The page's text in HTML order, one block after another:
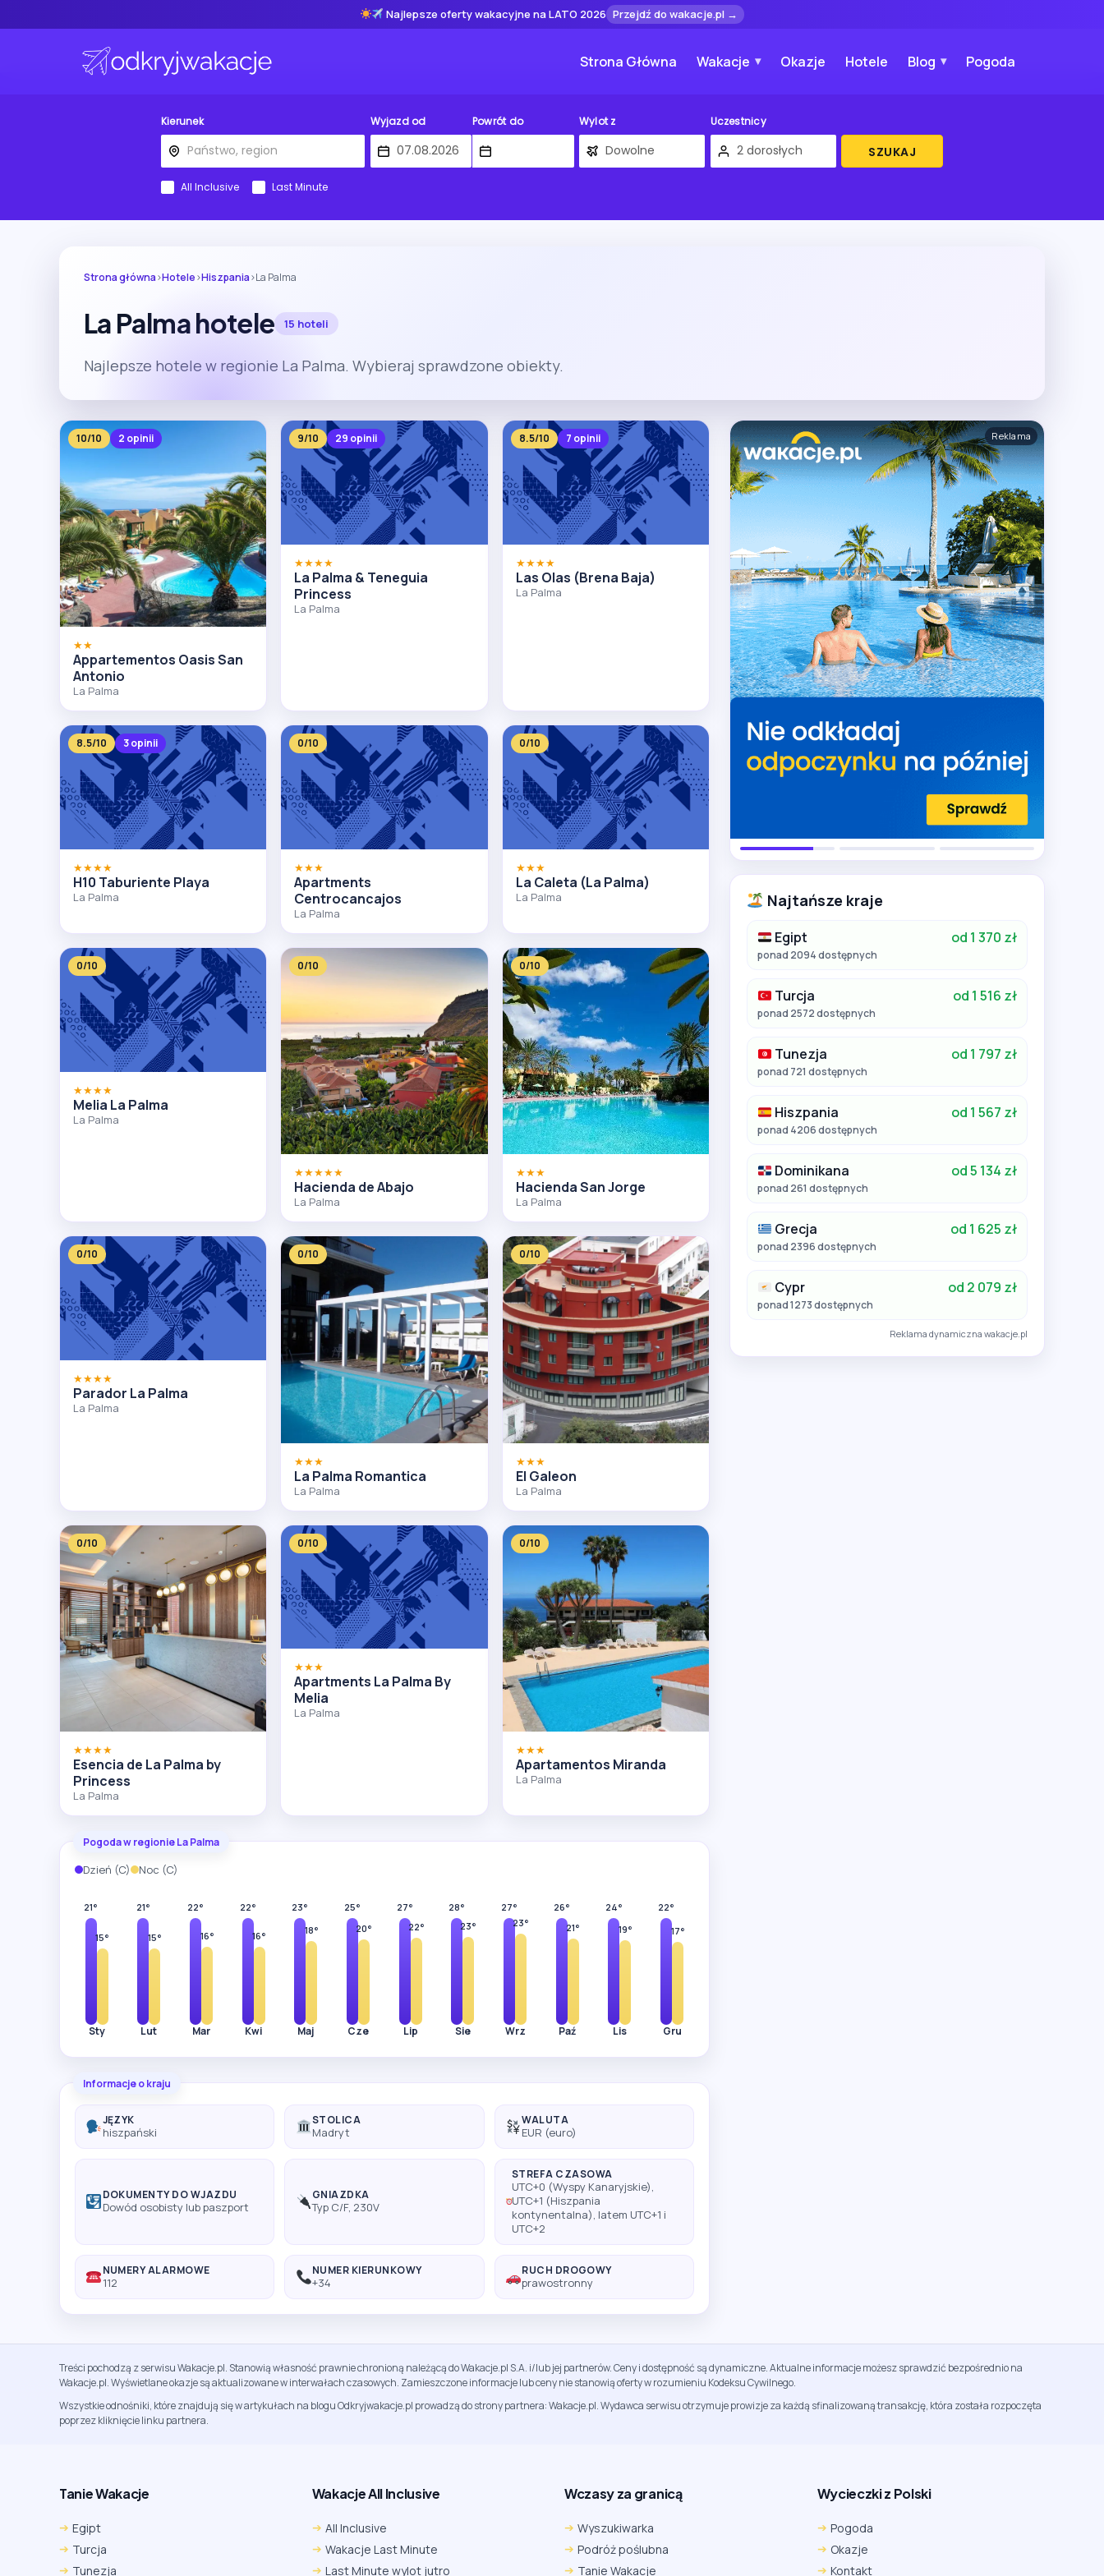
Najlepsze oferty wakacyjne na LATO 2026 Przejdź do wakacje.pl →
Strona Główna Wakacje Okazje Hotele Blog Pogoda
Kierunek Wyjazd od Powrót do Wylot z Uczestnicy
SZUKAJ
All Inclusive Last Minute
Strona główna›Hotele›Hiszpania›La Palma
La Palma hotele 15 hoteli
Najlepsze hotele w regionie La Palma. Wybieraj sprawdzone obiekty.
10/10 2 opinii
★★
Appartementos Oasis San
Antonio
La Palma
9/10 29 opinii
★★★★
La Palma & Teneguia
Princess
La Palma
8.5/10 7 opinii
★★★★
Las Olas (Brena Baja)
La Palma
8.5/10 3 opinii
★★★★
H10 Taburiente Playa
La Palma
0/10
★★★
Apartments
Centrocancajos
La Palma
0/10
★★★
La Caleta (La Palma)
La Palma
0/10
★★★★
Melia La Palma
La Palma
0/10
★★★★★
Hacienda de Abajo
La Palma
0/10
★★★
Hacienda San Jorge
La Palma
0/10
★★★★
Parador La Palma
La Palma
0/10
★★★
La Palma Romantica
La Palma
0/10
★★★
El Galeon
La Palma
0/10
★★★★
Esencia de La Palma by
Princess
La Palma
0/10
★★★
Apartments La Palma By
Melia
La Palma
0/10
★★★
Apartamentos Miranda
La Palma
Pogoda w regionie La Palma
Dzień (C) Noc (C)
21°
15°
Sty
21°
15°
Lut
22°
16°
Mar
22°
16°
Kwi
23°
18°
Maj
25°
20°
Cze
27°
22°
Lip
28°
23°
Sie
27°
23°
Wrz
26°
21°
Paź
24°
19°
Lis
22°
17°
Gru
Informacje o kraju
JĘZYK
hiszpański
STOLICA
Madryt
WALUTA
EUR (euro)
DOKUMENTY DO WJAZDU
Dowód osobisty lub paszport
GNIAZDKA
Typ C/F, 230V
STREFA CZASOWA
UTC+0 (Wyspy Kanaryjskie),
UTC+1 (Hiszpania
kontynentalna), latem UTC+1 i
UTC+2
NUMERY ALARMOWE
112
NUMER KIERUNKOWY
+34
RUCH DROGOWY
prawostronny
Reklama
Najtańsze kraje
Egipt od 1 370 zł
ponad 2094 dostępnych
Turcja od 1 516 zł
ponad 2572 dostępnych
Tunezja od 1 797 zł
ponad 721 dostępnych
Hiszpania od 1 567 zł
ponad 4206 dostępnych
Dominikana od 5 134 zł
ponad 261 dostępnych
Grecja od 1 625 zł
ponad 2396 dostępnych
Cypr od 2 079 zł
ponad 1273 dostępnych
Reklama dynamiczna wakacje.pl
Treści pochodzą z serwisu Wakacje.pl. Stanowią własność prawnie chronioną należącą do Wakacje.pl S.A. i/lub jej partnerów. Ceny i dostępność są dynamiczne. Aktualne informacje możesz sprawdzić bezpośrednio na
Wakacje.pl. Wyświetlane okazje są aktualizowane w interwałach czasowych. Zamieszczone informacje lub ceny nie stanowią oferty w rozumieniu Kodeksu Cywilnego.
Wszystkie odnośniki, które znajdują się w artykułach na blogu Odkryjwakacje.pl prowadzą do strony partnera: Wakacje.pl. Wydawca serwisu otrzymuje prowizje za każdą sfinalizowaną transakcję, która została rozpoczęta
poprzez kliknięcie linku partnera.
Tanie Wakacje
Egipt
Turcja
Tunezja
Wakacje All Inclusive
All Inclusive
Wakacje Last Minute
Last Minute wylot jutro
Wczasy za granicą
Wyszukiwarka
Podróż poślubna
Tanie Wakacje
Wycieczki z Polski
Pogoda
Okazje
Kontakt
Edge
Ustawienia → Prywatność i bezpieczeństwo → Pliki